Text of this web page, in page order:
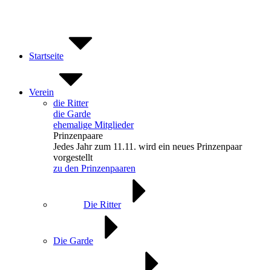
Startseite
Verein
die Ritter
die Garde
ehemalige Mitglieder
Prinzenpaare
Jedes Jahr zum 11.11. wird ein neues Prinzenpaar
vorgestellt
zu den Prinzenpaaren
Die Ritter
Die Garde